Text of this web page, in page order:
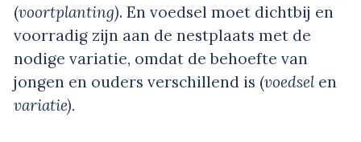
(voortplanting). En voedsel moet dichtbij en
voorradig zijn aan de nestplaats met de
nodige variatie, omdat de behoefte van
jongen en ouders verschillend is (voedsel en
variatie).